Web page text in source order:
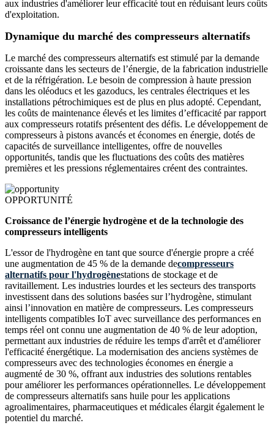
aux industries d'améliorer leur efficacité tout en réduisant leurs coûts
d'exploitation.
Dynamique du marché des compresseurs alternatifs
Le marché des compresseurs alternatifs est stimulé par la demande
croissante dans les secteurs de l’énergie, de la fabrication industrielle
et de la réfrigération. Le besoin de compression à haute pression
dans les oléoducs et les gazoducs, les centrales électriques et les
installations pétrochimiques est de plus en plus adopté. Cependant,
les coûts de maintenance élevés et les limites d’efficacité par rapport
aux compresseurs rotatifs présentent des défis. Le développement de
compresseurs à pistons avancés et économes en énergie, dotés de
capacités de surveillance intelligentes, offre de nouvelles
opportunités, tandis que les fluctuations des coûts des matières
premières et les pressions réglementaires créent des contraintes.
OPPORTUNITÉ
Croissance de l’énergie hydrogène et de la technologie des
compresseurs intelligents
L'essor de l'hydrogène en tant que source d'énergie propre a créé
une augmentation de 45 % de la demande decompresseurs
alternatifs pour l'hydrogènestations de stockage et de
ravitaillement. Les industries lourdes et les secteurs des transports
investissent dans des solutions basées sur l’hydrogène, stimulant
ainsi l’innovation en matière de compresseurs. Les compresseurs
intelligents compatibles IoT avec surveillance des performances en
temps réel ont connu une augmentation de 40 % de leur adoption,
permettant aux industries de réduire les temps d'arrêt et d'améliorer
l'efficacité énergétique. La modernisation des anciens systèmes de
compresseurs avec des technologies économes en énergie a
augmenté de 30 %, offrant aux industries des solutions rentables
pour améliorer les performances opérationnelles. Le développement
de compresseurs alternatifs sans huile pour les applications
agroalimentaires, pharmaceutiques et médicales élargit également le
potentiel du marché.